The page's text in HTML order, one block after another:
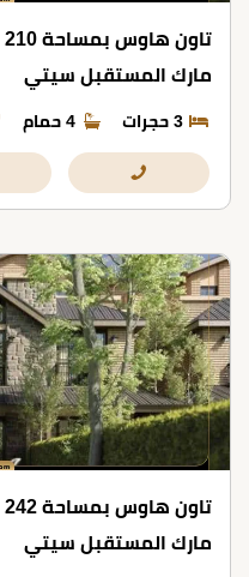
مارك المستقبل سيتي
3 حجرات 4 حمام
مارك المستقبل سيتي